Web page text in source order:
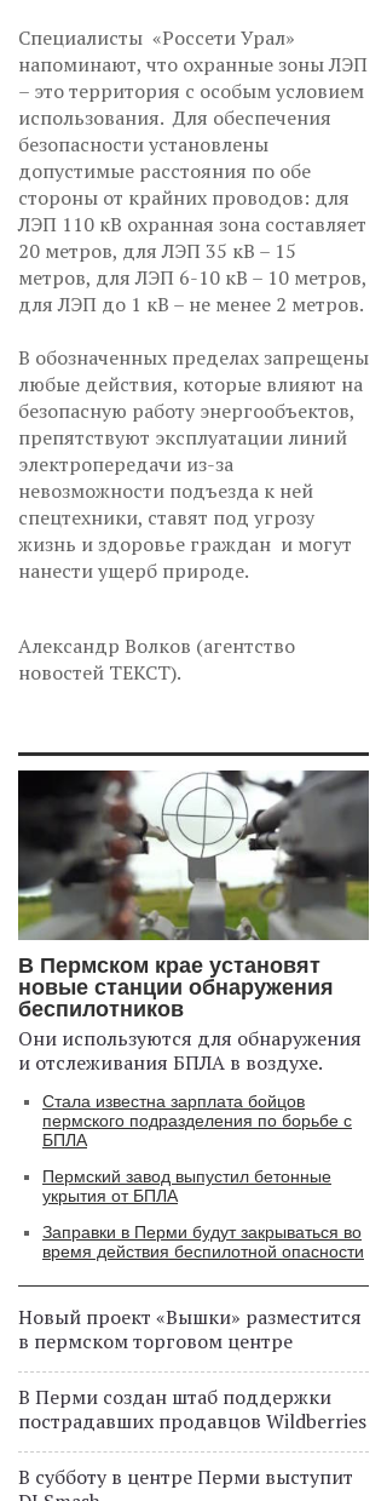
Специалисты «Россети Урал»
напоминают, что охранные зоны ЛЭП
– это территория с особым условием
использования. Для обеспечения
безопасности установлены
допустимые расстояния по обе
стороны от крайних проводов: для
ЛЭП 110 кВ охранная зона составляет
20 метров, для ЛЭП 35 кВ – 15
метров, для ЛЭП 6-10 кВ – 10 метров,
для ЛЭП до 1 кВ – не менее 2 метров.
В обозначенных пределах запрещены
любые действия, которые влияют на
безопасную работу энергообъектов,
препятствуют эксплуатации линий
электропередачи из-за
невозможности подъезда к ней
спецтехники, ставят под угрозу
жизнь и здоровье граждан и могут
нанести ущерб природе.
Александр Волков (агентство
новостей ТЕКСТ).
В Пермском крае установят
новые станции обнаружения
беспилотников
Они используются для обнаружения
и отслеживания БПЛА в воздухе.
Стала известна зарплата бойцов
пермского подразделения по борьбе с
БПЛА
Пермский завод выпустил бетонные
укрытия от БПЛА
Заправки в Перми будут закрываться во
время действия беспилотной опасности
Новый проект «Вышки» разместится
в пермском торговом центре
В Перми создан штаб поддержки
пострадавших продавцов Wildberries
В субботу в центре Перми выступит